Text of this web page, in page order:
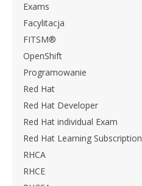
Exams
Facylitacja
FITSM®
OpenShift
Programowanie
Red Hat
Red Hat Developer
Red Hat individual Exam
Red Hat Learning Subscription
RHCA
RHCE